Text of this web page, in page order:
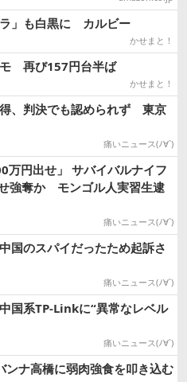
ラ」も白黒に カルビー
かせまと！
モ 再び157円台半ば
かせまと！
、判決でも認められず 東京
痛いニュース(ﾉ∀`)
万円出せ」 サバイバルナイフ
強奪か モンゴル人実習生逮
痛いニュース(ﾉ∀`)
国のスパイだったため起訴さ
痛いニュース(ﾉ∀`)
国系TP-Linkに“異常なレベル
痛いニュース(ﾉ∀`)
ンナ高橋に弱肉強食を叩き込む